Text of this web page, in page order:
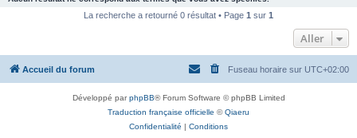
c
e
La recherche a retourné 0 résultat • Page 1 sur 1
Aller
Accueil du forum Fuseau horaire sur UTC+02:00
Développé parphpBB® Forum Software © phpBB Limited
Traduction française officielle ©Qiaeru
Confidentialité | Conditions